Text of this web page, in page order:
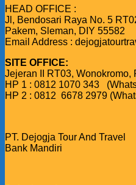
HEAD OFFICE :
Jl, Bendosari Raya No. 5
Pakem, Sleman, DIY 55582
Email Address :
SITE OFFICE:
Jejeran II RT03, Wonokromo,
HP 1 : 0812 1070 343
HP 2 : 0812 6678 2979
PT. Dejogja Tour And Travel
Bank Mandiri